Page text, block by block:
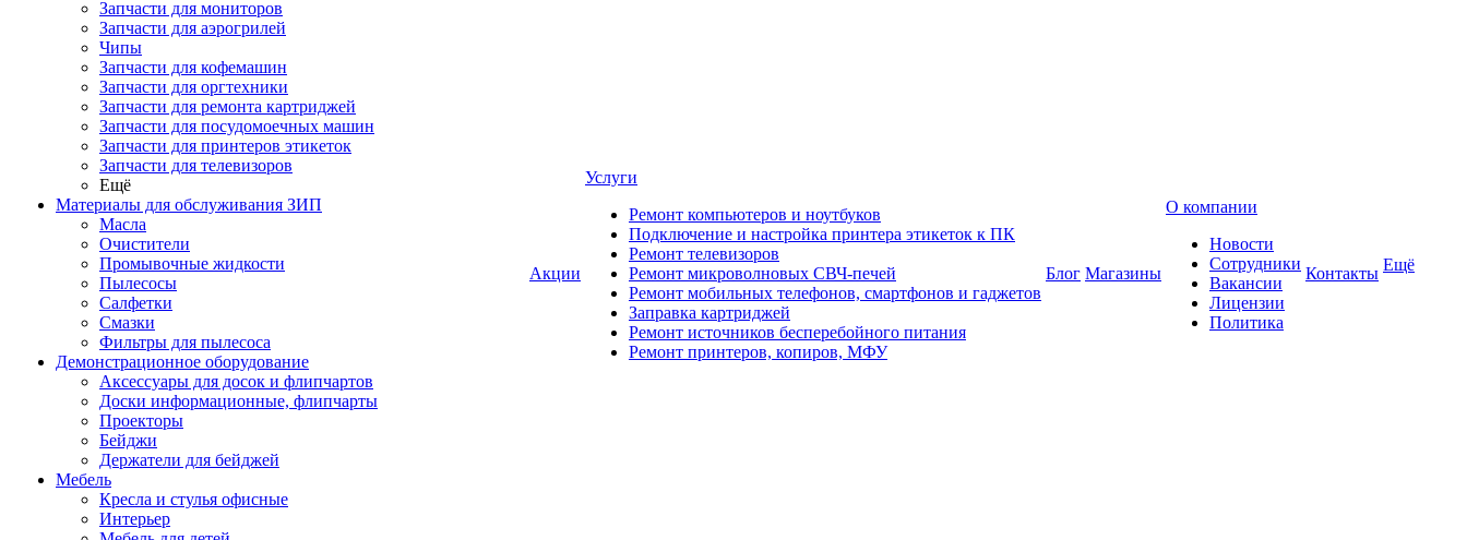
Запчасти для мониторов
Запчасти для аэрогрилей
Чипы
Запчасти для кофемашин
Запчасти для оргтехники
Запчасти для ремонта картриджей
Запчасти для посудомоечных машин
Запчасти для принтеров этикеток
Запчасти для телевизоров
Ещё
Материалы для обслуживания ЗИП
Масла
Очистители
Промывочные жидкости
Пылесосы
Салфетки
Смазки
Фильтры для пылесоса
Демонстрационное оборудование
Аксессуары для досок и флипчартов
Доски информационные, флипчарты
Проекторы
Бейджи
Держатели для бейджей
Мебель
Кресла и стулья офисные
Интерьер
Акции
Услуги
Ремонт компьютеров и ноутбуков
Подключение и настройка принтера этикеток к ПК
Ремонт телевизоров
Ремонт микроволновых СВЧ-печей
Ремонт мобильных телефонов, смартфонов и гаджетов
Заправка картриджей
Ремонт источников бесперебойного питания
Ремонт принтеров, копиров, МФУ
Блог Магазины
О компании
Новости
Сотрудники
Вакансии
Лицензии
Политика
Контакты Ещё